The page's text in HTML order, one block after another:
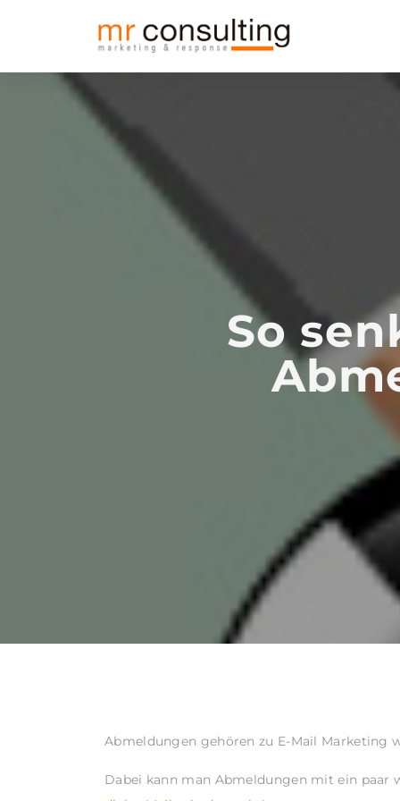
So
Abmeldungen gehören zu E-Mail Marketing
Dabei kann man Abmeldungen mit ein paar